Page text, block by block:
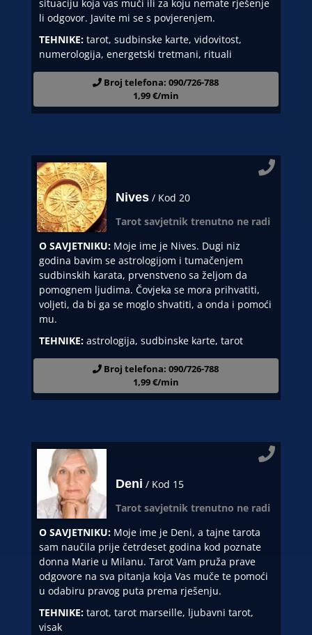
situaciju koja vas muči ili za koju nemate rješenje
li odgovor. Javite mi se s povjerenjem.
TEHNIKE:tarot, sudbinske karte, vidovitost,
numerologija, energetski tretmani, rituali
Broj telefona: 090/726-788
1,99 €/min
Nives / Kod 20
Tarot savjetnik trenutno ne radi
O SAVJETNIKU:Moje ime je Nives. Dugi niz
godina bavim se astrologijom i tumačenjem
sudbinskih karata, prvenstveno sa željom da
pomognem ljudima. Čovjeka se mora prihvatiti,
voljeti, da bi ga se moglo shvatiti, a onda i pomoći
mu.
TEHNIKE:astrologija, sudbinske karte, tarot
Broj telefona: 090/726-788
1,99 €/min
Deni / Kod 15
Tarot savjetnik trenutno ne radi
O SAVJETNIKU:Moje ime je Deni, a tajne tarota
sam naučila prije četrdeset godina kod poznate
donna Marie u Milanu. Tarot Vam pruža prave
odgovore na sva pitanja koja Vas muče te pomoći
u odabiru pravog puta prema rješenju.
TEHNIKE:tarot, tarot marseille, ljubavni tarot,
visak